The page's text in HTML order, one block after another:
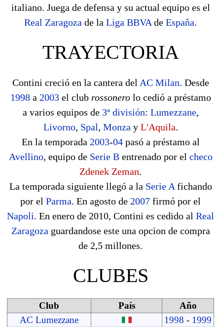
italiano. Juega de defensa y su actual equipo es el
Real Zaragoza de la Liga BBVA de España.
TRAYECTORIA
Contini creció en la cantera del AC Milan. Desde
1998a 2003el club rossonerolo cedió a préstamo
a varios equipos de 3ª división: Lumezzane,
Livorno, Spal, Monza y L'Aquila.
En la temporada 2003-04pasó a préstamo al
Avellino, equipo de Serie Bentrenado por el checo
Zdenek Zeman.
La temporada siguiente llegó a la Serie Afichando
por el Parma. En agosto de 2007 firmó por el
Napoli. En enero de 2010, Contini es cedido al Real
Zaragoza guardandose este una opcion de compra
de 2,5 millones.
CLUBES
Club País
Año
AC Lumezzane
1998 - 1999